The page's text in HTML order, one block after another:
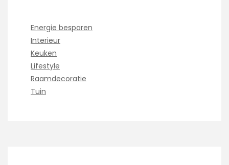
Energie besparen
Interieur
Keuken
Lifestyle
Raamdecoratie
Tuin